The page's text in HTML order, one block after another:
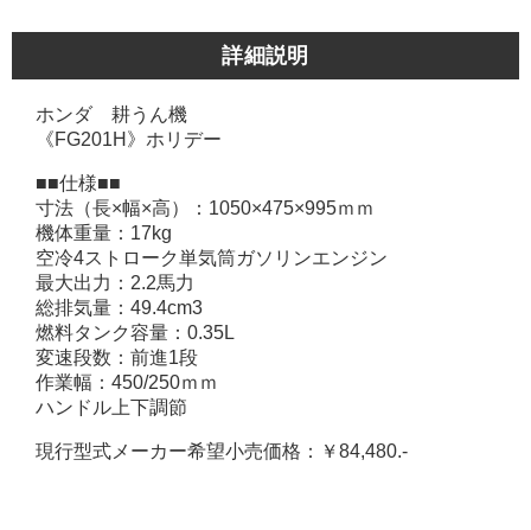
詳細説明
ホンダ 耕うん機
《FG201H》ホリデー
■■仕様■■
寸法（長×幅×高）：1050×475×995ｍｍ
機体重量：17kg
空冷4ストローク単気筒ガソリンエンジン
最大出力：2.2馬力
総排気量：49.4cm3
燃料タンク容量：0.35L
変速段数：前進1段
作業幅：450/250ｍｍ
ハンドル上下調節
現行型式メーカー希望小売価格：￥84,480.‐